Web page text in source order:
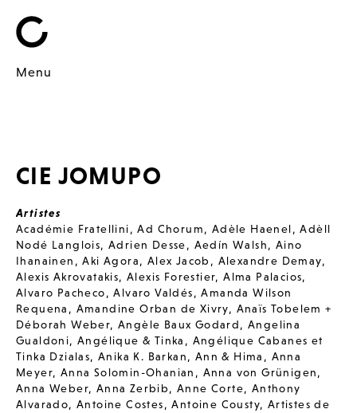
Menu
CIE JOMUPO
Artistes
Académie Fratellini,Ad Chorum, Adèle Haenel,Adèll
Nodé Langlois,Adrien Desse, Aedín Walsh, Aino
Ihanainen ,Aki Agora, Alex Jacob , Alexandre Demay,
Alexis Akrovatakis,Alexis Forestier,Alma Palacios,
Alvaro Pacheco,Alvaro Valdés,Amanda Wilson
Requena , Amandine Orban de Xivry, Anaïs Tobelem +
Déborah Weber,Angèle Baux Godard,Angelina
Gualdoni,Angélique & Tinka , Angélique Cabanes et
Tinka Dzialas,Anika K. Barkan, Ann & Hima , Anna
Meyer, Anna Solomin-Ohanian , Anna von Grünigen,
Anna Weber, Anna Zerbib,Anne Corte, Anthony
Alvarado,Antoine Costes,Antoine Cousty, Artistes de